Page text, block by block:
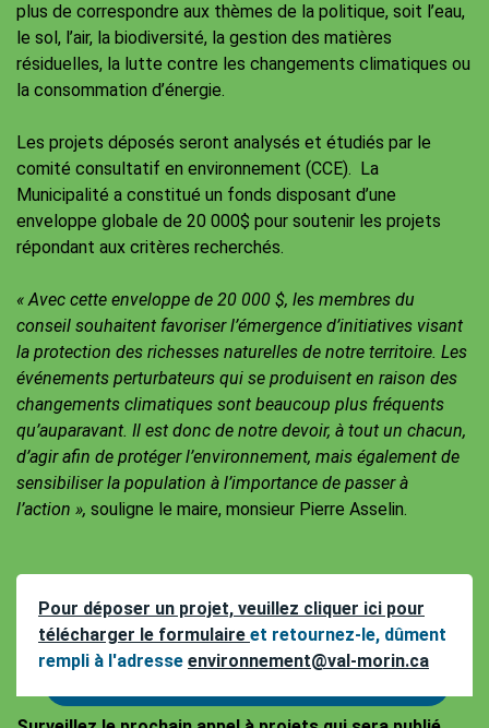
plus de correspondre aux thèmes de la politique, soit l’eau,
le sol, l’air, la biodiversité, la gestion des matières
résiduelles, la lutte contre les changements climatiques ou
la consommation d’énergie.
Les projets déposés seront analysés et étudiés par le
comité consultatif en environnement (CCE). La
Municipalité a constitué un fonds disposant d’une
enveloppe globale de 20 000$ pour soutenir les projets
répondant aux critères recherchés.
« Avec cette enveloppe de 20 000 $, les membres du
conseil souhaitent favoriser l’émergence d’initiatives visant
la protection des richesses naturelles de notre territoire. Les
événements perturbateurs qui se produisent en raison des
changements climatiques sont beaucoup plus fréquents
qu’auparavant. Il est donc de notre devoir, à tout un chacun,
d’agir afin de protéger l’environnement, mais également de
sensibiliser la population à l’importance de passer à
l’action », souligne le maire, monsieur Pierre Asselin.
Pour déposer un projet, veuillez cliquer ici pour
télécharger le formulaire et retournez-le, dûment
rempli à l'adresse environnement@val-morin.ca